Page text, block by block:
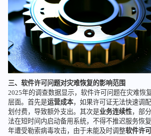
三、软件许可问题对灾难恢复的影响范围
2025年的调查数据显示，软件许可问题在灾难恢
层面。首先是运营成本，如果许可证无法快速调
划付费，导致额外支出。其次是业务连续性，部
法在短时间内启动备用系统，不得不推迟服务恢
年遭受勒索病毒攻击，由于未能及时调整软件许可